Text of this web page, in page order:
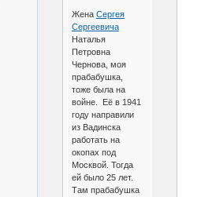
Жена Сергея
Сергеевича
Наталья
Петровна
Чернова, моя
прабабушка,
тоже была на
войне. Её в 1941
году направили
из Вадинска
работать на
окопах под
Москвой. Тогда
ей было 25 лет.
Там прабабушка